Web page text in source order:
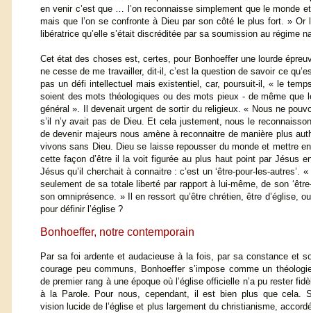
en venir c’est que … l’on reconnaisse simplement que le monde
mais que l’on se confronte à Dieu par son côté le plus fort. » Or
libératrice qu’elle s’était discréditée par sa soumission au régime
Cet état des choses est, certes, pour Bonhoeffer une lourde
ne cesse de me travailler, dit-il, c’est la question de savoir ce
pas un défi intellectuel mais existentiel, car, poursuit-il, « le
soient des mots théologiques ou des mots pieux - de même que
général ». Il devenait urgent de sortir du religieux. « Nous ne
s’il n’y avait pas de Dieu. Et cela justement, nous le
de devenir majeurs nous amène à reconnaitre de manière plus
vivons sans Dieu. Dieu se laisse repousser du monde et mettre
cette façon d’être il la voit figurée au plus haut point par Jésus
Jésus qu’il cherchait à connaitre : c’est un ‘être-pour-les-autres’.
seulement de sa totale liberté par rapport à lui-même, de son
son omniprésence. » Il en ressort qu’être chrétien, être d’église,
pour définir l’église ?
Bonhoeffer, notre contemporain
Par sa foi ardente et audacieuse à la fois, par sa constance et
courage peu communs, Bonhoeffer s’impose comme un
de premier rang à une époque où l’église officielle n’a pu rester
à la Parole. Pour nous, cependant, il est bien plus que cela.
vision lucide de l’église et plus largement du christianisme,